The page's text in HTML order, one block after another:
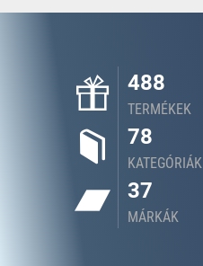
488
TERMÉKEK
78
KATEGÓRIÁK
37
MÁRKÁK